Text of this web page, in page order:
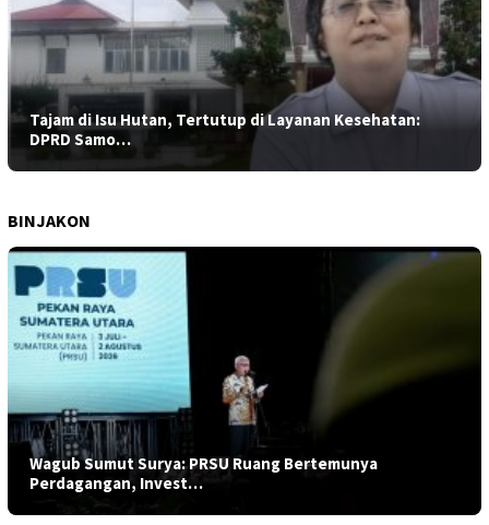
Tajam di Isu Hutan, Tertutup di Layanan Kesehatan:
DPRD Samo…
BINJAKON
Wagub Sumut Surya: PRSU Ruang Bertemunya
Perdagangan, Invest…